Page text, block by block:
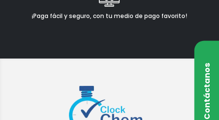
¡Paga fácil y seguro, con tu medio de pago favorito!
Contáctanos